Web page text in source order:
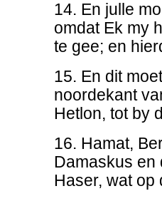
14. En julle
omdat Ek my
te gee; en
15. En dit
noordekant
Hetlon, tot by
16. Hamat,
Damaskus en
Haser, wat op